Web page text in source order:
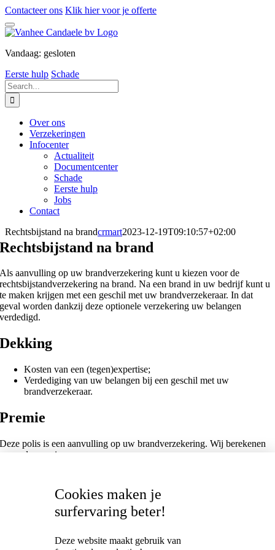
Skip
to
content
Contacteer ons Klik hier voor je offerte
Vandaag: gesloten
Eerste hulp Schade
Search
for:
Over ons
Verzekeringen
Infocenter
Actualiteit
Documentcenter
Schade
Eerste hulp
Jobs
Contact
Rechtsbijstand na brandcrmart2023-12-19T09:10:57+02:00
Rechtsbijstand na brand
Als aanvulling op uw brandverzekering kunt u kiezen voor de
rechtsbijstandverzekering na brand. Na een brand in uw bedrijf kunt u
te maken krijgen met een geschil met uw brandverzekeraar. In dat
geval worden dankzij deze optionele verzekering uw belangen
verdedigd.
Dekking
Kosten van een (tegen)expertise;
Verdediging van uw belangen bij een geschil met uw
brandverzekeraar.
Premie
Deze polis is een aanvulling op uw brandverzekering. Wij berekenen
graag de premie voor u.
Izenbergestraat 20 , 8691 Leisele
tim@vanhee-candaele.be
Cookies maken je
surfervaring beter!
Deze website maakt gebruik van